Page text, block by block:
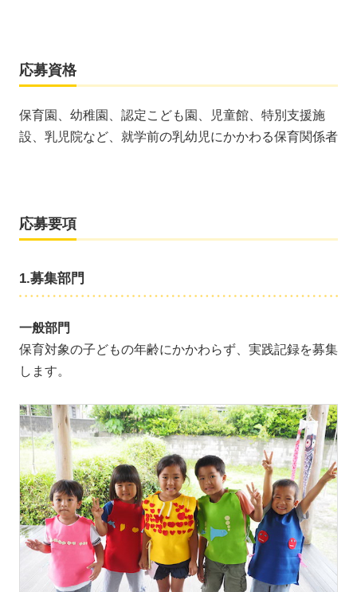
応募資格
保育園、幼稚園、認定こども園、児童館、特別支援施
設、乳児院など、就学前の乳幼児にかかわる保育関係者
応募要項
1.募集部門
一般部門
保育対象の子どもの年齢にかかわらず、実践記録を募集
します。